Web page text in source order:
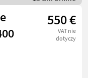
550 €
VAT nie
dotyczy